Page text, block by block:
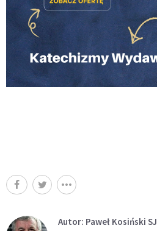
Autor: Paweł Kosiński SJ